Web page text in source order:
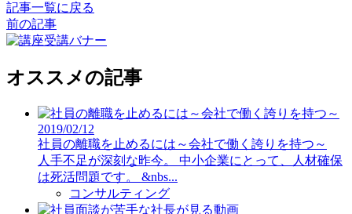
記事一覧に戻る
前の記事
オススメの記事
2019/02/12
社員の離職を止めるには～会社で働く誇りを持つ～
人手不足が深刻な昨今。 中小企業にとって、人材確保
は死活問題です。 &nbs...
コンサルティング